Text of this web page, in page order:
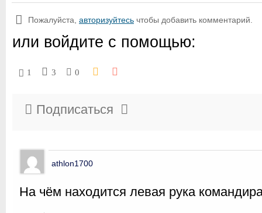
Пожалуйста, авторизуйтесь чтобы добавить комментарий.
или войдите с помощью:
1 3 0
Подписаться
athlon1700
На чём находится левая рука